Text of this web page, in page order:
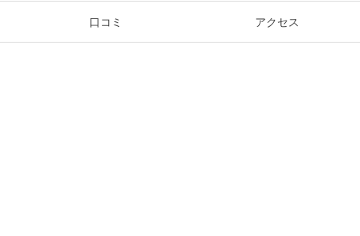
口コミ アクセス